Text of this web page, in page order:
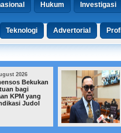
Hukum Investigasi
Teknologi Advertorial
2026
Dorong
Mati, DPR
Kejar Aset